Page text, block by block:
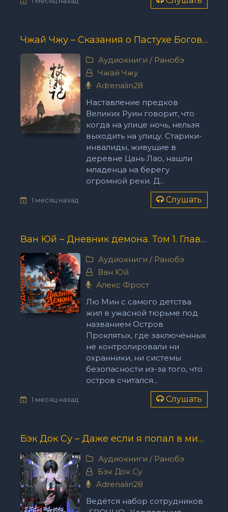
Чжай Чжу – Сказания о Пастухе Богов 19
Аудиокниги / Ранобэ
Чжай Чжу
Adrenalin28
Наставление предков
Великих Руин говорит, что
когда на улице ночь, нельзя
выходить на улицу. Старики-
инвалиды, живущие в
деревне Цань Лао, нашли
младенца на берегу
огромной реки. Д...
1 месяц назад Слушать
Ван Юй – Дневник демона. Том 1. Главы 67-89.
Аудиокниги / Ранобэ
Ван Юй
Алекс Фрост
Лю Мин с самого детства
жил в ужасной тюрьме под
названием Остров
Проклятых, где заключённых
не контролировали ни
охранники, ни системы
безопасности из-за того, что
остров считался...
1 месяц назад Слушать
Бэк Док Су – Даже если я попал в мир с крипипастой, всё равно придётся идти на работу
Аудиокниги / Ранобэ
Бэк Док Су
Adrenalin28
Ведётся набор сотрудников